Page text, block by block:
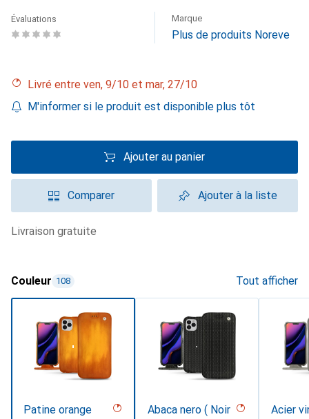
Évaluations Marque
Plus de produits Noreve
Livré entre ven, 9/10 et mar, 27/10
M'informer si le produit est disponible plus tôt
Ajouter au panier
Comparer Ajouter à la liste
livraison gratuite
Couleur 108 Tout afficher
Patine orange
Abaca nero ( Noir
Acier